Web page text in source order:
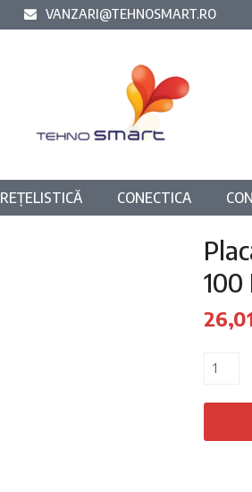
VANZARI@TEHNOSMART.RO
REȚELISTICĂ CONECTICA
100
Cantitate
retea